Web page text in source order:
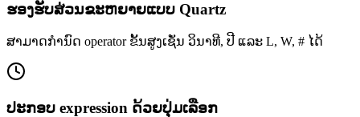
ຮອງຮັບສ່ວນຂະຫຍາຍແບບ Quartz
ສາມາດກຳນົດ operator ຂັ້ນສູງເຊັ່ນ ວິນາທີ, ປີ ແລະ L, W, # ໄດ້
ປະກອບ expression ດ້ວຍປຸ່ມເລືອກ